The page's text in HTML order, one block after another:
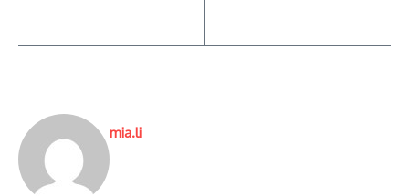
mia.li